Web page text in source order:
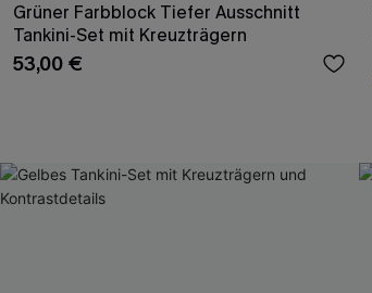
Grüner Farbblock Tiefer Ausschnitt
Tankini-Set mit Kreuzträgern
53,00 €